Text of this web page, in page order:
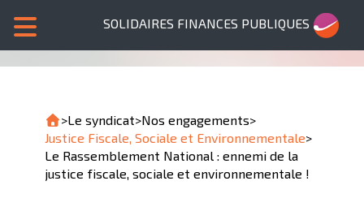
SOLIDAIRES FINANCES PUBLIQUES
>Le syndicat>Nos engagements>
Justice Fiscale, Sociale et Environnementale>
Le Rassemblement National : ennemi de la
justice fiscale, sociale et environnementale !